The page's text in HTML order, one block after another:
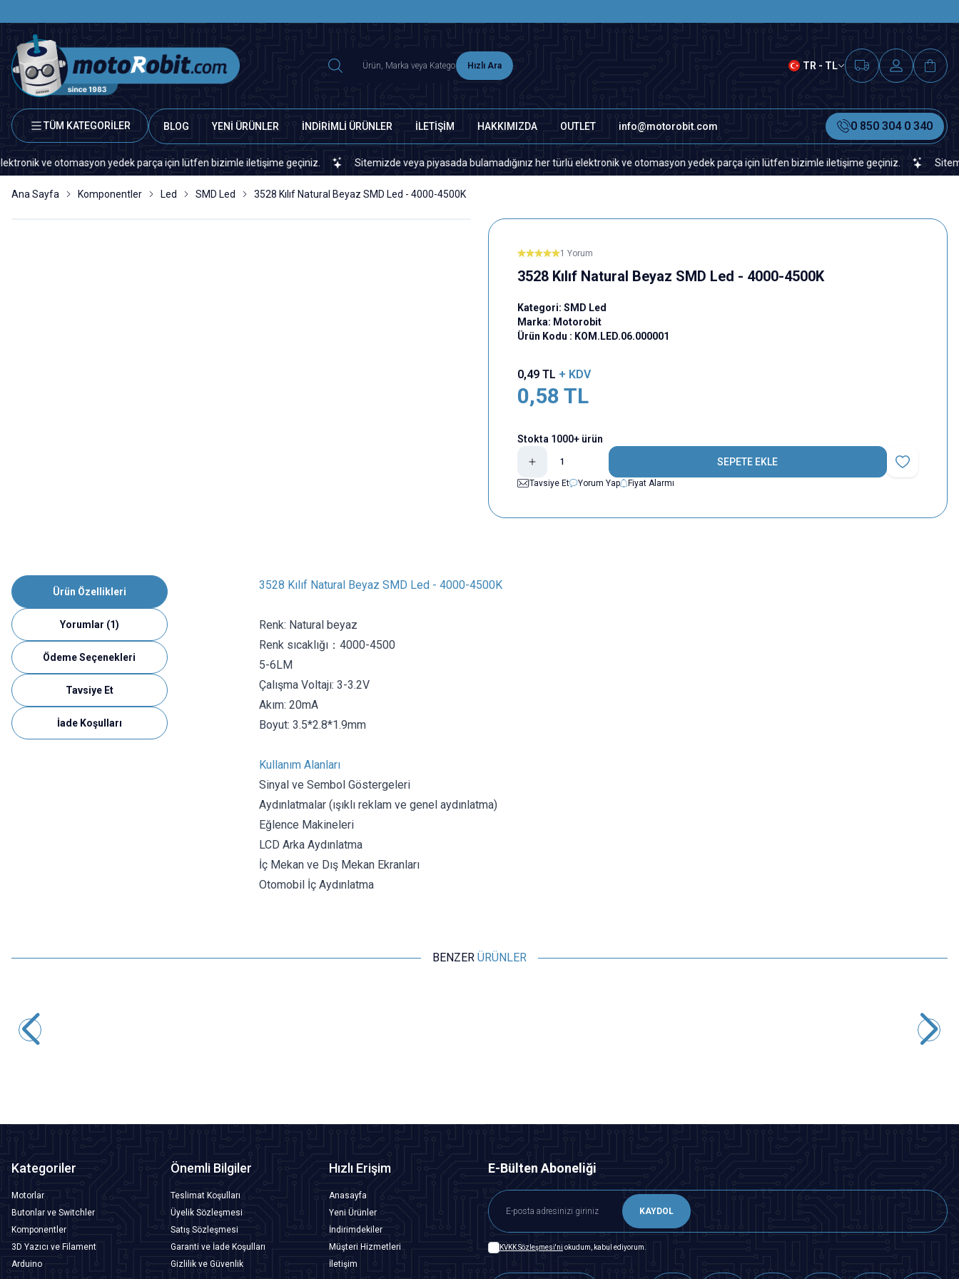
Hızlı Ara TR - TL
TÜM KATEGORİLER BLOG YENİ ÜRÜNLER İNDİRİMLİ ÜRÜNLER İLETİŞİM HAKKIMIZDA OUTLET info@motorobit.com 0 850 304 0 340
ve otomasyon yedek parça için lütfen bizimle iletişime geçiniz. Sitemizde veya piyasada bulamadığınız her türlü elektronik ve otomasyon yedek parça için lütfen bizimle iletişime geçiniz. Sitemizde
Ana Sayfa Komponentler Led SMD Led 3528 Kılıf Natural Beyaz SMD Led - 4000-4500K
1 Yorum
3528 Kılıf Natural Beyaz SMD Led - 4000-4500K
Kategori: SMD Led
Marka: Motorobit
Ürün Kodu : KOM.LED.06.000001
0,49TL + KDV
0,58 TL
Stokta 1000+ ürün
SEPETE EKLE
Favoriye Ekle
Tavsiye Et
Yorum Yap Fiyat Alarmı
Ürün Özellikleri
Yorumlar (1)
Ödeme Seçenekleri
Tavsiye Et
İade Koşulları
3528 Kılıf Natural Beyaz SMD Led - 4000-4500K
Renk: Natural beyaz
Renk sıcaklığı：4000-4500
5-6LM
Çalışma Voltajı: 3-3.2V
Akım: 20mA
Boyut: 3.5*2.8*1.9mm
Kullanım Alanları
Sinyal ve Sembol Göstergeleri
Aydınlatmalar (ışıklı reklam ve genel aydınlatma)
Eğlence Makineleri
LCD Arka Aydınlatma
İç Mekan ve Dış Mekan Ekranları
Otomobil İç Aydınlatma
BENZER ÜRÜNLER
Kategoriler
Motorlar
Butonlar ve Switchler
Komponentler
3D Yazıcı ve Filament
Arduino
Önemli Bilgiler
Teslimat Koşulları
Üyelik Sözleşmesi
Satış Sözleşmesi
Garanti ve İade Koşulları
Gizlilik ve Güvenlik
Hızlı Erişim
Anasayfa
Yeni Ürünler
İndirimdekiler
Müşteri Hizmetleri
İletişim
E-Bülten Aboneliği
KAYDOL
KVKK Sözleşmesi'ni okudum, kabul ediyorum.